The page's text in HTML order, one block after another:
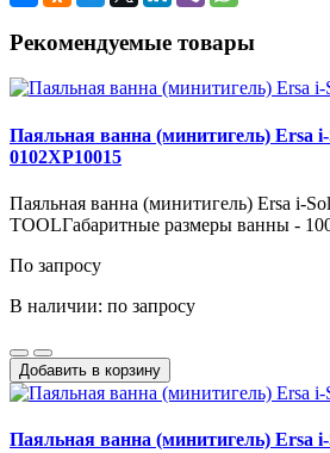
Рекомендуемые товары
Паяльная ванна (минитигель) Ersa
0102XP10015
Паяльная ванна (минитигель) Ersa i-
TOOLГабаритные размеры ванны -
По запросу
В наличии: по запросу
Добавить в корзину
Паяльная ванна (минитигель) Ersa